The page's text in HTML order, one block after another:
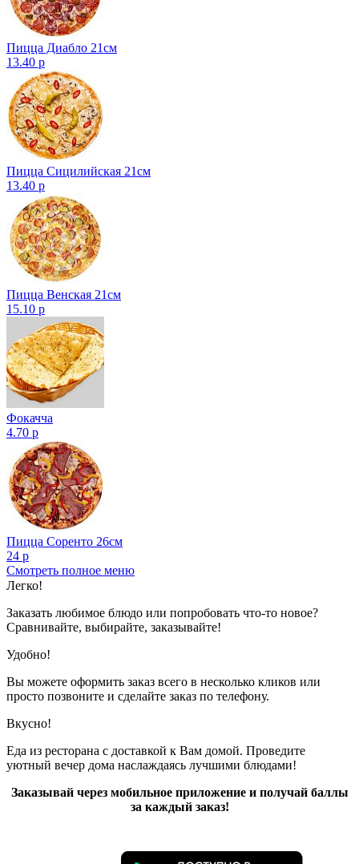
Пицца Диабло 21см
13.40 р
Пицца Сицилийская 21см
13.40 р
Пицца Венская 21см
15.10 р
Фокачча
4.70 р
Пицца Соренто 26см
24 р
Смотреть полное меню
Показано с 1 по 2 из 2 (всего 1 страниц)
Легко!
Заказать любимое блюдо или попробовать что-то новое?
Сравнивайте, выбирайте, заказывайте!
Удобно!
Вы можете оформить заказ всего в несколько кликов или
просто позвоните и сделайте заказ по телефону.
Вкусно!
Еда из ресторана с доставкой к Вам домой. Проведите
уютный вечер дома наслаждаясь лучшими блюдами!
Заказывай через мобильное приложение и получай баллы
за каждый заказ!